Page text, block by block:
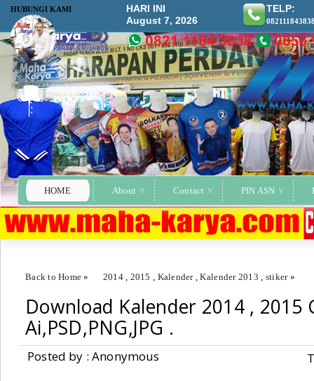
HOME About Contact PIN ASN
HUBUNGI KAMI
HARI INI
August 7, 2026
TELP:
Back to Home » 2014, 2015 , Kalender,Kalender 2013 , stiker»
Download Kalender 2014 , 2015 Cdr, Ai,PSD,PNG,JPG .
Download Kalender 2014 , 2015
Ai,PSD,PNG,JPG .
Posted by : Anonymous